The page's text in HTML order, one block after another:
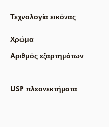
Τεχνολογία εικόνας
Χρώμα
Αριθμός εξαρτημάτων
USP πλεονεκτήματα